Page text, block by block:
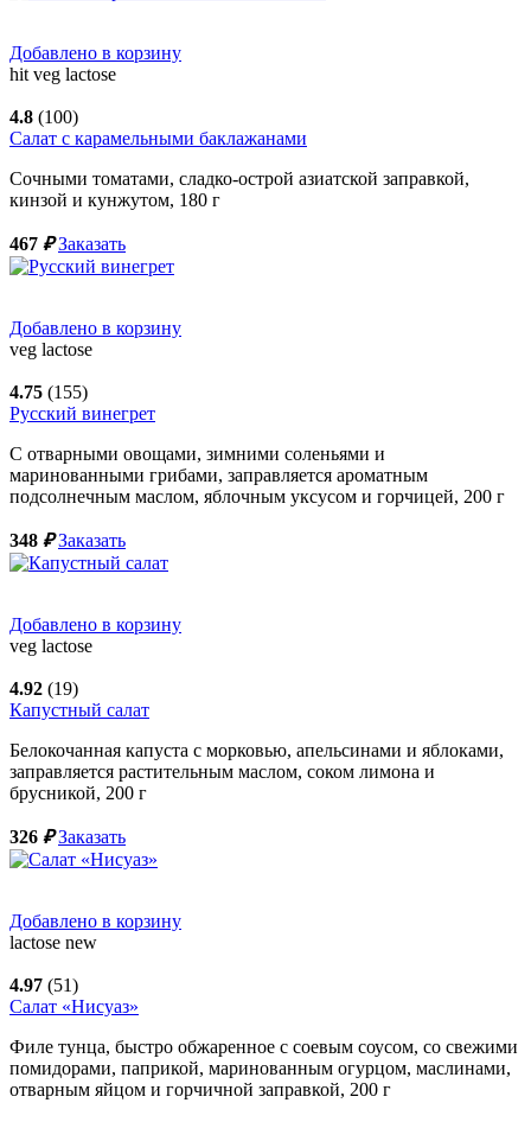
Добавлено в корзину
hit veg lactose
4.8 (100)
Салат с карамельными баклажанами
Сочными томатами, сладко-острой азиатской заправкой,
кинзой и кунжутом, 180 г
467 ₽ Заказать
Добавлено в корзину
veg lactose
4.75 (155)
Русский винегрет
С отварными овощами, зимними соленьями и
маринованными грибами, заправляется ароматным
подсолнечным маслом, яблочным уксусом и горчицей, 200 г
348 ₽ Заказать
Добавлено в корзину
veg lactose
4.92 (19)
Капустный салат
Белокочанная капуста с морковью, апельсинами и яблоками,
заправляется растительным маслом, соком лимона и
брусникой, 200 г
326 ₽ Заказать
Добавлено в корзину
lactose new
4.97 (51)
Салат «Нисуаз»
Филе тунца, быстро обжаренное с соевым соусом, со свежими
помидорами, паприкой, маринованным огурцом, маслинами,
отварным яйцом и горчичной заправкой, 200 г